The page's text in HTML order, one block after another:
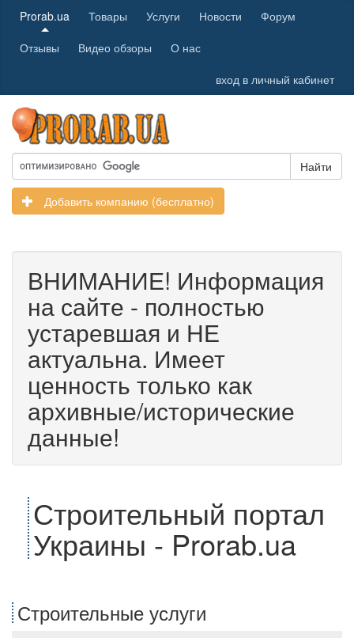
Prorab.ua Товары Услуги Новости
Форум
Отзывы
Видео обзоры
О нас
вход в личный кабинет
Найти
Добавить компанию (бесплатно)
ВНИМАНИЕ! Информация
на сайте - полностью
устаревшая и НЕ
актуальна. Имеет
ценность только как
архивные/исторические
данные!
Строительный портал
Украины - Prorab.ua
Строительные услуги